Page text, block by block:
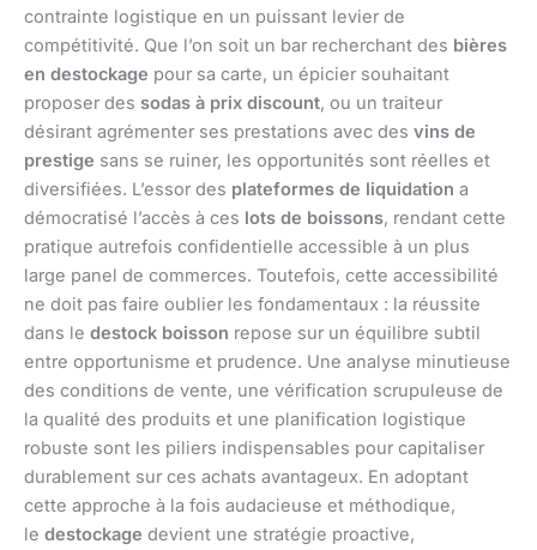
contrainte logistique en un puissant levier de
compétitivité. Que l’on soit un bar recherchant des bières
en destockage pour sa carte, un épicier souhaitant
proposer des sodas à prix discount, ou un traiteur
désirant agrémenter ses prestations avec des vins de
prestige sans se ruiner, les opportunités sont réelles et
diversifiées. L’essor des plateformes de liquidation a
démocratisé l’accès à ces lots de boissons, rendant cette
pratique autrefois confidentielle accessible à un plus
large panel de commerces. Toutefois, cette accessibilité
ne doit pas faire oublier les fondamentaux : la réussite
dans le destock boisson repose sur un équilibre subtil
entre opportunisme et prudence. Une analyse minutieuse
des conditions de vente, une vérification scrupuleuse de
la qualité des produits et une planification logistique
robuste sont les piliers indispensables pour capitaliser
durablement sur ces achats avantageux. En adoptant
cette approche à la fois audacieuse et méthodique,
le destockage devient une stratégie proactive,